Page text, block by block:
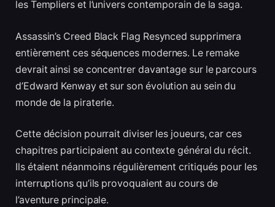
les Templiers et l’univers contemporain de la saga.
Assassin’s Creed Black Flag Resynced supprimera
entièrement ces séquences modernes. Le remake
devrait ainsi se concentrer davantage sur le parcours
d’Edward Kenway et sur son évolution au sein du
monde de la piraterie.
Cette décision pourrait diviser les joueurs, car ces
chapitres participaient au contexte général du récit.
Ils étaient néanmoins régulièrement critiqués pour les
interruptions qu’ils provoquaient au cours de
l’aventure principale.